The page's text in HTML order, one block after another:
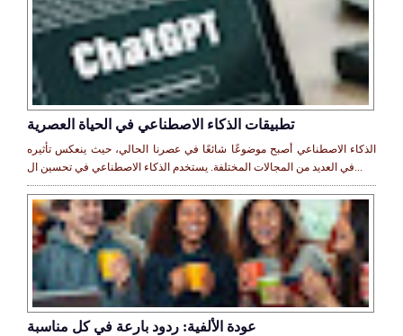
تطبيقات الذكاء الاصطناعي في الحياة العصرية
الذكاء الاصطناعي أصبح موضوعًا شائعًا في عصرنا الحالي، حيث ينعكس تأثيره
في العديد من المجالات المختلفة. يستخدم الذكاء الاصطناعي في تحسين ال...
عودة الألفية: ردود بارعة في كل مناسبة